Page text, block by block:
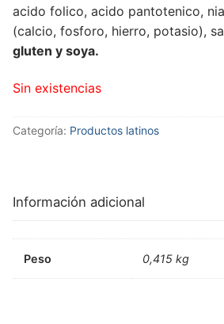
acido folico, acido pantotenico,
(calcio, fosforo, hierro, potasio),
gluten y soya.
Sin existencias
Categoría: Productos latinos
Información adicional
Peso 0,415 kg